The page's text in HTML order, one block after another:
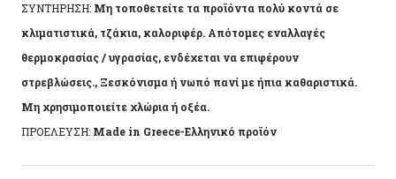
ΣΥΝΤΗΡΗΣΗ: Μη τοποθετείτε τα προϊόντα πολύ κοντά σε
κλιματιστικά, τζάκια, καλοριφέρ. Απότομες εναλλαγές
θερμοκρασίας / υγρασίας, ενδέχεται να επιφέρουν
στρεβλώσεις., Ξεσκόνισμα ή νωπό πανί με ήπια καθαριστικά.
Μη χρησιμοποιείτε χλώρια ή οξέα.
ΠΡΟΕΛΕΥΣΗ: Made in Greece-Ελληνικό προϊόν